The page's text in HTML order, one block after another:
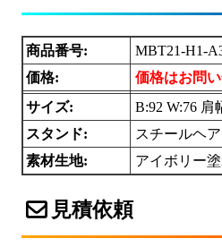
商品番号:
MBT21-H1-
価格:
価格はお問い
サイズ:
B:92 W:76 肩
スタンド:
スチールヘ
素材生地:
アイボリー
見積依頼